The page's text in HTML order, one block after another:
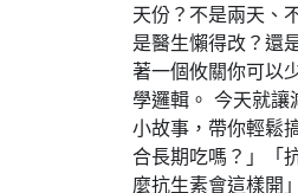
天份？不是兩天、
是醫生懶得改？還
著一個攸關你可以
學邏輯。 今天就讓
小故事，帶你輕鬆
合長期吃嗎？」「
麼抗生素會這樣開